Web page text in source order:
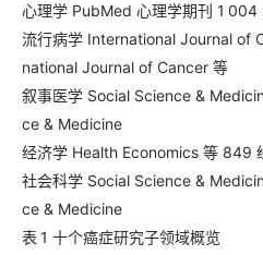
心理学 PubMed 心理学期刊 1
流行病学 International Journal of
national Journal of Cancer 等
叙事医学 Social Science &
ce & Medicine
经济学 Health Economics 等 849
社会科学 Social Science &
ce & Medicine
表 1 十个癌症研究子领域概览